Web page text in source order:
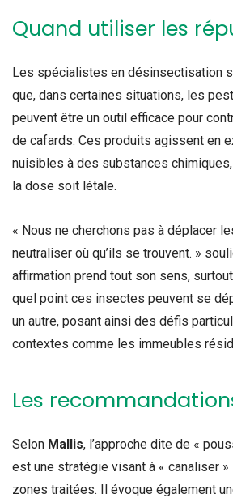
Quand utiliser les
Les spécialistes en désinsectisation
que, dans certaines situations, les
peuvent être un outil efficace pour
de cafards. Ces produits agissent en
nuisibles à des substances
la dose soit létale.
« Nous ne cherchons pas à déplacer
neutraliser où qu’ils se trouvent. »
affirmation prend tout son sens,
quel point ces insectes peuvent se
un autre, posant ainsi des défis
contextes comme les immeubles
Les
Selon Mallis, l’approche dite de «
est une stratégie visant à « canaliser
zones traitées. Il évoque également